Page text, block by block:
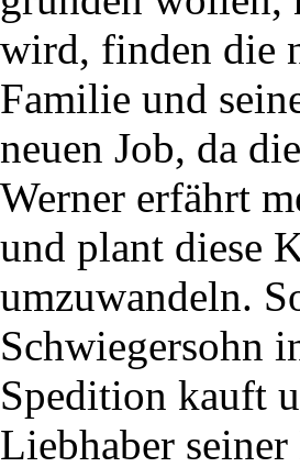
wird, finden die
Familie und
neuen Job, da
Werner erfährt
und plant diese
umzuwandeln.
Schwiegersohn
Spedition kauft
Liebhaber